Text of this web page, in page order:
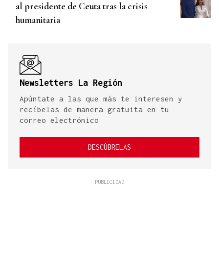
al presidente de Ceuta tras la crisis
humanitaria
Newsletters La Región
Apúntate a las que más te interesen y
recíbelas de manera gratuita en tu
correo electrónico
DESCÚBRELAS